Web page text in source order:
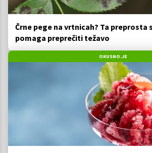
Črne pege na vrtnicah? Ta preprosta
pomaga preprečiti težavo
OKUSNO.JE